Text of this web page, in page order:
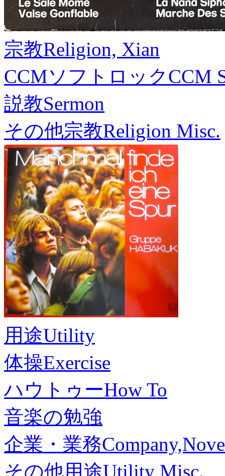
宗教Religion, Xian
CCMソフトロックCCM
説教Sermon
その他宗教Religion Misc.
用途Utility
体操Exercise
ハウトゥーHow To
音楽の勉強
企業・業務
その他用途Utility Misc.